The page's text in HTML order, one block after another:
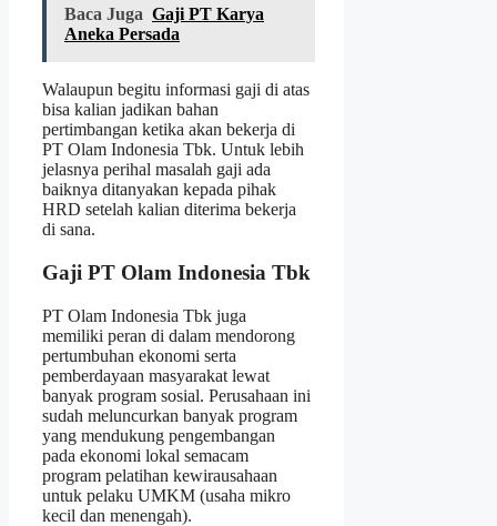
Baca Juga Gaji PT Karya
Aneka Persada
Walaupun begitu informasi gaji di atas
bisa kalian jadikan bahan
pertimbangan ketika akan bekerja di
PT Olam Indonesia Tbk. Untuk lebih
jelasnya perihal masalah gaji ada
baiknya ditanyakan kepada pihak
HRD setelah kalian diterima bekerja
di sana.
Gaji PT Olam Indonesia Tbk
PT Olam Indonesia Tbk juga
memiliki peran di dalam mendorong
pertumbuhan ekonomi serta
pemberdayaan masyarakat lewat
banyak program sosial. Perusahaan ini
sudah meluncurkan banyak program
yang mendukung pengembangan
pada ekonomi lokal semacam
program pelatihan kewirausahaan
untuk pelaku UMKM (usaha mikro
kecil dan menengah).